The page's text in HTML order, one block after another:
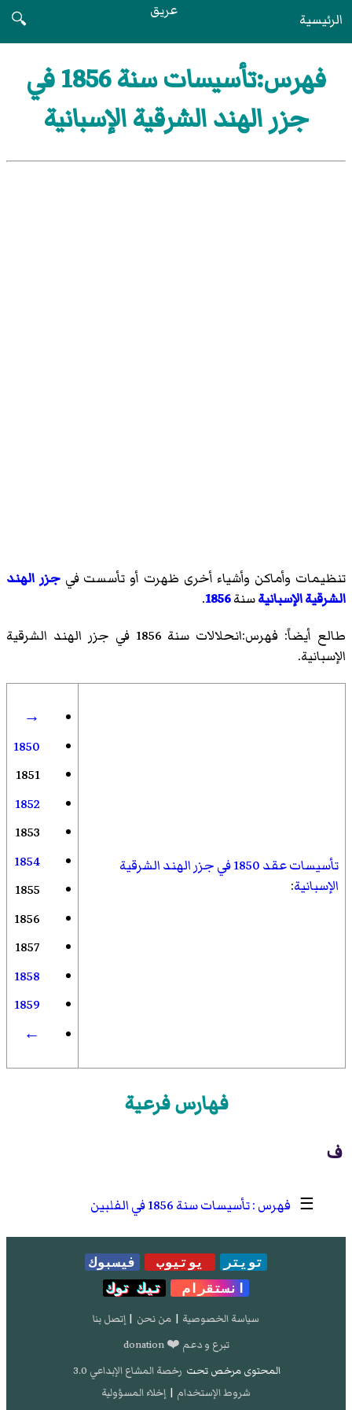
الرئيسية عريق
🔍
فهرس:تأسيسات سنة 1856 في
جزر الهند الشرقية الإسبانية
تنظيمات وأماكن وأشياء أخرى ظهرت أو تأسست فيجزر الهند
الشرقية الإسبانيةسنة1856
.
طالع أيضاً:
فهرس:انحلالات سنة 1856 في جزر الهند الشرقية
الإسبانية.
تأسيسات عقد 1850 في جزر الهند الشرقية
الإسبانية:
→
1850
1851
1852
1853
1854
1855
1856
1857
1858
1859
←
فهارس فرعية
ف
☰ تأسيسات سنة 1856 في الفلبين
تويتر يوتيوب
فيسبوك
انستقرام
تيك توك
سياسة الخصوصية | من نحن | إتصل بنا
تبرع و دعم ❤️ donation
المحتوى مرخص تحت رخصة المشاع الإبداعي 3.0
شروط الإستخدام | إخلاء المسؤولية